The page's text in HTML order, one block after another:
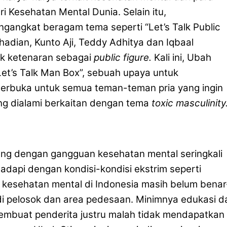
Kesehatan Mental Dunia. Selain itu,
beragam tema seperti “Let’s Talk Public
Kunto Aji, Teddy Adhitya dan Iqbaal
ketenaran sebagai public figure. Kali ini, Ubah
Talk Man Box”, sebuah upaya untuk
untuk semua teman-teman pria yang ingin
dialami berkaitan dengan tema toxic masculinity.
dengan gangguan kesehatan mental seringkali
dengan kondisi-kondisi ekstrim seperti
mental di Indonesia masih belum
dan area pedesaan. Minimnya edukasi
penderita justru malah tidak mendapatkan